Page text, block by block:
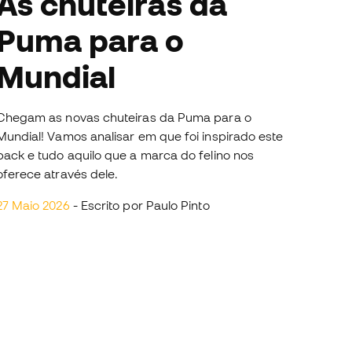
para o
as novas chuteiras da Puma para o
Vamos analisar em que foi inspirado este
e tudo aquilo que a marca do felino nos
através dele.
Maio 2026 - Escrito por Paulo Pinto